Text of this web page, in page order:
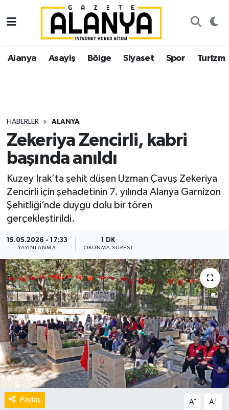
Alanya Asayiş Bölge Siyaset Spor Turizm
HABERLER ALANYA
Zekeriya Zencirli, kabri
başında anıldı
Kuzey Irak’ta şehit düşen Uzman Çavuş Zekeriya
Zencirli için şehadetinin 7. yılında Alanya Garnizon
Şehitliği’nde duygu dolu bir tören
gerçekleştirildi.
15.05.2026 - 17:33
YAYINLANMA
1 DK
OKUNMA SÜRESI
Paylaş A- A+
Alanya
Asayiş
Siyaset
Spor
Turizm
Ekonomi
Gazipaşa
İstanbul Nöbetçi Eczaneler
İstanbul Hava Durumu
Süper Lig Puan Durumu ve Fikstür
Tüm Manşetler
Son Dakika Haberleri
Haber Arşivi